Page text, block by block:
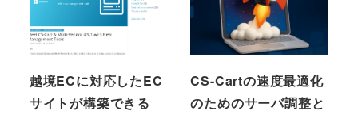
越境ECに対応したEC
サイトが構築できる
CS-Cartの速度最適化
のためのサーバ調整と